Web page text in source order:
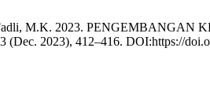
Fadli, M.K. 2023.
(Dec. 2023), 412–416. DOI:https://